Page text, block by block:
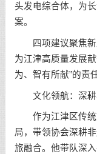
头发电综合体，为
案。
四项建议聚焦新
为江津高质量发展
为、智有所献”的责
文化领航：深耕
作为江津区传统
局，带领协会深耕
旅融合。他带队深